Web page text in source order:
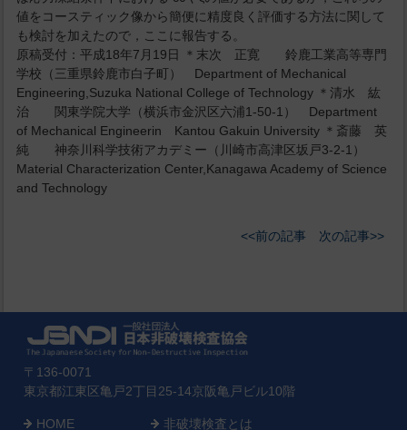
値をコースティック像から簡便に精度良く評価する方法に関して
も検討を加えたので，ここに報告する。
原稿受付：平成18年7月19日 ＊末次 正寛 鈴鹿工業高等専門
学校（三重県鈴鹿市白子町） Department of Mechanical
Engineering,Suzuka National College of Technology ＊清水 紘
治 関東学院大学（横浜市金沢区六浦1-50-1） Department
of Mechanical Engineerin Kantou Gakuin University ＊斎藤 英
純 神奈川科学技術アカデミー（川崎市高津区坂戸3-2-1）
Material Characterization Center,Kanagawa Academy of Science
and Technology
<<前の記事 次の記事>>
〒136-0071
東京都江東区亀戸2丁目25-14京阪亀戸ビル10階
HOME 非破壊検査とは